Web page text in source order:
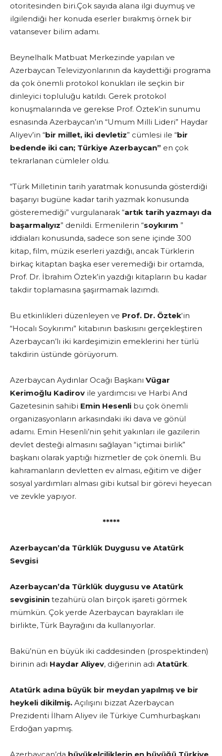
otoritesinden biri.Çok sayıda alana ilgi duymuş ve
ilgilendiği her konuda eserler bırakmış örnek bir
vatansever bilim adamı.
Beynelhalk Matbuat Merkezinde yapılan ve
Azerbaycan Televizyonlarının da kaydettiği programa
da çok önemli protokol konukları ile seçkin bir
dinleyici topluluğu katıldı. Gerek protokol
konuşmalarında ve gerekse Prof. Öztek’in sunumu
esnasında Azerbaycan’ın “Umum Milli Lideri” Haydar
Aliyev’in “bir millet, iki devletiz” cümlesi ile “bir
bedende iki can; Türkiye Azerbaycan” en çok
tekrarlanan cümleler oldu.
“Türk Milletinin tarih yaratmak konusunda gösterdiği
başarıyı bugüne kadar tarih yazmak konusunda
gösteremediği” vurgulanarak “artık tarih yazmayı da
başarmalıyız” denildi. Ermenilerin “soykırım ”
iddiaları konusunda, sadece son sene içinde 300
kitap, film, müzik eserleri yazdığı, ancak Türklerin
birkaç kitaptan başka eser veremediği bir ortamda,
Prof. Dr. İbrahim Öztek’in yazdığı kitapların bu kadar
takdir toplamasına şaşırmamak lazımdı.
Bu etkinlikleri düzenleyen ve Prof. Dr. Öztek‘in
“Hocalı Soykırımı” kitabının baskısını gerçekleştiren
Azerbaycan’lı iki kardeşimizin emeklerini her türlü
takdirin üstünde görüyorum.
Azerbaycan Aydınlar Ocağı Başkanı Vügar
Kerimoğlu Kadirov ile yardımcısı ve Harbi And
Gazetesinin sahibi Emin Hesenli bu çok önemli
organizasyonların arkasındaki iki dava ve gönül
adamı. Emin Hesenli’nin şehit yakınları ile gazilerin
devlet desteği almasını sağlayan “içtimai birlik”
başkanı olarak yaptığı hizmetler de çok önemli. Bu
kahramanların devletten ev alması, eğitim ve diğer
sosyal yardımları alması gibi kutsal bir görevi heyecan
ve zevkle yapıyor.
*****
Azerbaycan’da Türklük Duygusu ve Atatürk
Sevgisi
Azerbaycan’da Türklük duygusu ve Atatürk
sevgisinin tezahürü olan birçok işareti görmek
mümkün. Çok yerde Azerbaycan bayrakları ile
birlikte, Türk Bayrağını da kullanıyorlar.
Bakü’nün en büyük iki caddesinden (prospektinden)
birinin adı Haydar Aliyev, diğerinin adı Atatürk.
Atatürk adına büyük bir meydan yapılmış ve bir
heykeli dikilmiş. Açılışını bizzat Azerbaycan
Prezidenti İlham Aliyev ile Türkiye Cumhurbaşkanı
Erdoğan yapmış.